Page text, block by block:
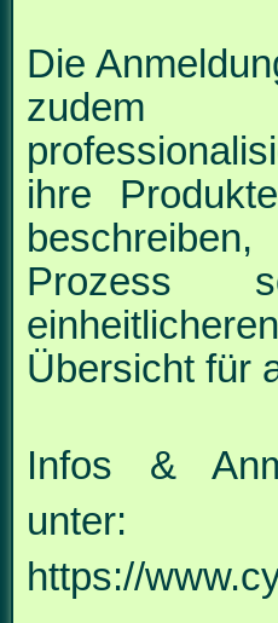
Die
zudem
ihre
Prozess
einheitlicheren
Übersicht für
Infos &
unter:
https://